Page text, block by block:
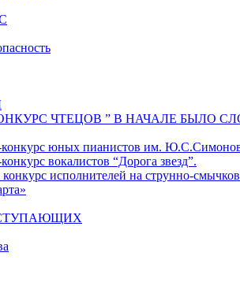
ЧТЕЦОВ ” В НАЧАЛЕ БЫЛО
конкурс юных пианистов им.
вокалистов “Дорога звезд”.
исполнителей на струнно-